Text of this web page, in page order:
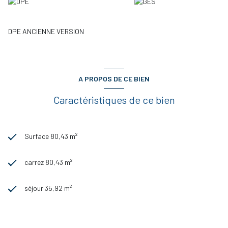
VISITE GUIDEE VIRTUELLE proposée.
DPE ANCIENNE VERSION
A PROPOS DE CE BIEN
Caractéristiques de ce bien
Surface 80,43 m²
carrez 80,43 m²
séjour 35,92 m²